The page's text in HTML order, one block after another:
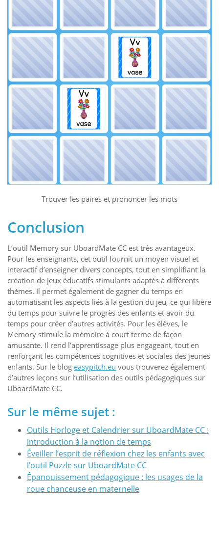
Trouver les paires et prononcer les mots
Conclusion
L’outil Memory sur UboardMate CC est très avantageux.
Pour les enseignants, cet outil fournit un moyen visuel et
interactif d’enseigner divers concepts, tout en simplifiant la
création de jeux éducatifs stimulants adaptés à différents
thèmes. Il permet également de gagner du temps en
automatisant les aspects liés à la gestion du jeu, ce qui libère
du temps pour suivre le progrès des enfants et avoir du
temps pour créer d’autres activités. Pour les élèves, le
Memory stimule la mémoire à court terme de façon
amusante. Il rend l’apprentissage plus engageant, tout en
renforçant les compétences cognitives et sociales des jeunes
enfants. Sur le blog easypitch.eu vous trouverez également
d’autres leçons sur l’utilisation des outils pédagogiques sur
UboardMate CC.
Sur le même sujet :
Outils Horloge et Calendrier sur UboardMate CC :
introduction à la notion de temps
Éveiller l’esprit de réflexion chez les enfants avec
l’outil Puzzle sur UboardMate CC
Épanouissement pédagogique : les usages de la
roue chanceuse en maternelle